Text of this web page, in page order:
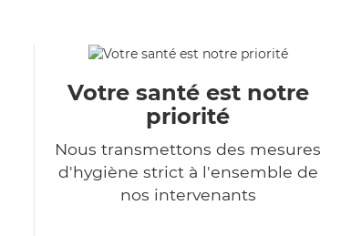
Votre santé est notre
priorité
Nous transmettons des mesures
d'hygiène strict à l'ensemble de
nos intervenants